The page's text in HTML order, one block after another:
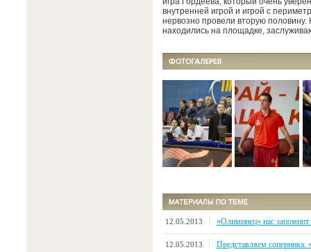
внутренней игрой и игрой с
нервозно провели вторую
находились на площадке,
12.05.2013 «Олимпиец» нас запомнит
12.05.2013 Представляем